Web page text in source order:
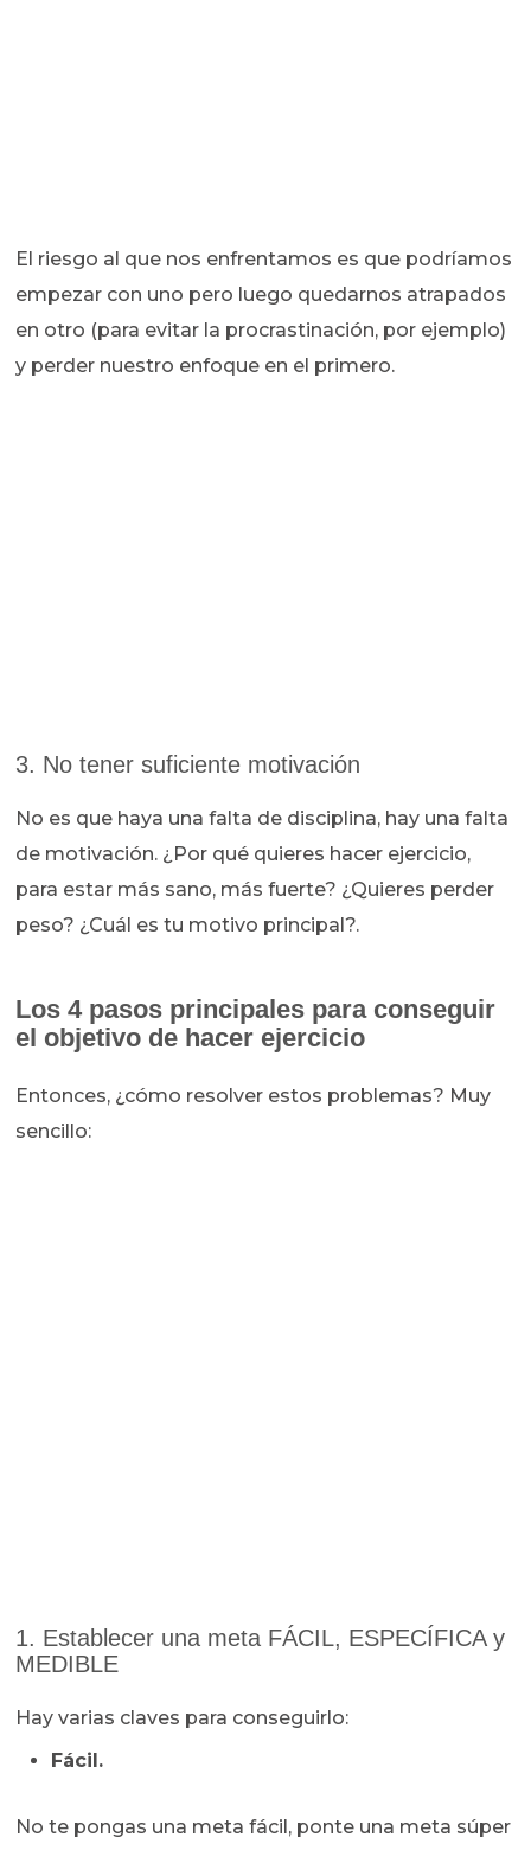
El riesgo al que nos enfrentamos es que podríamos
empezar con uno pero luego quedarnos atrapados
en otro (para evitar la procrastinación, por ejemplo)
y perder nuestro enfoque en el primero.
3. No tener suficiente motivación
No es que haya una falta de disciplina, hay una falta
de motivación. ¿Por qué quieres hacer ejercicio,
para estar más sano, más fuerte? ¿Quieres perder
peso? ¿Cuál es tu motivo principal?.
Los 4 pasos principales para conseguir
el objetivo de hacer ejercicio
Entonces, ¿cómo resolver estos problemas? Muy
sencillo:
1. Establecer una meta FÁCIL, ESPECÍFICA y
MEDIBLE
Hay varias claves para conseguirlo:
Fácil.
No te pongas una meta fácil, ponte una meta súper